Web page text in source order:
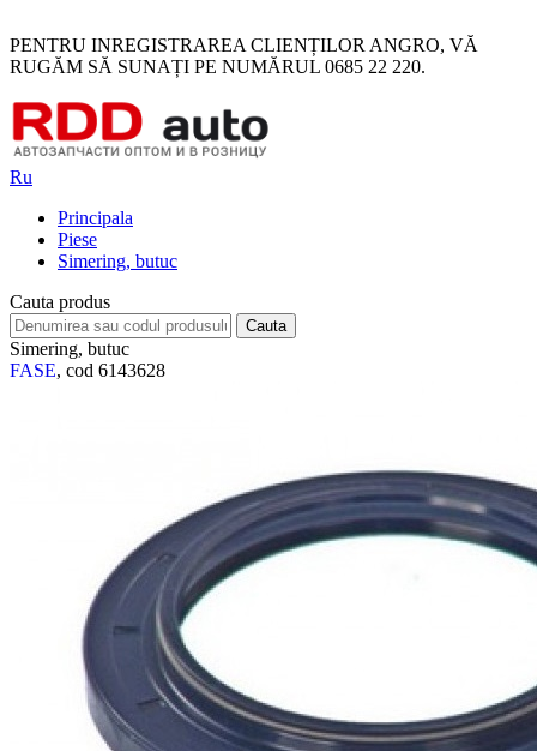
PENTRU INREGISTRAREA CLIENȚILOR ANGRO, VĂ
RUGĂM SĂ SUNAȚI PE NUMĂRUL 0685 22 220.
Ru
Principala
Piese
Simering, butuc
Cauta produs
Simering, butuc
FASE, cod 6143628